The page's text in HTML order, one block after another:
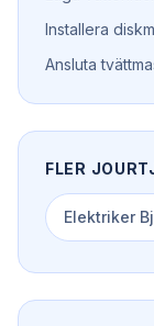
Installera
Ansluta
FLER
Elektriker